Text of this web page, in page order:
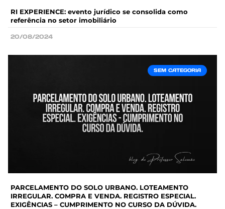
RI EXPERIENCE: evento jurídico se consolida como
referência no setor imobiliário
20/08/2024
SEM CATEGORIA
PARCELAMENTO DO SOLO URBANO. LOTEAMENTO
IRREGULAR. COMPRA E VENDA. REGISTRO ESPECIAL.
EXIGÊNCIAS – CUMPRIMENTO NO CURSO DA DÚVIDA.